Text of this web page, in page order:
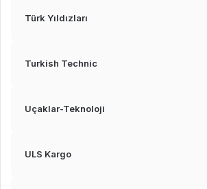
Türk Yıldızları
Turkish Technic
Uçaklar-Teknoloji
ULS Kargo